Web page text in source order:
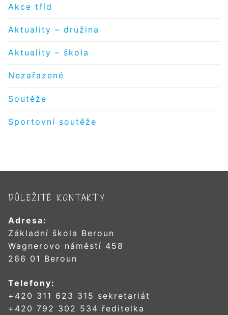
Akce tříd
Aktuality – družina
Aktuality – škola
Nezařazené
Soutěže
Sportovní soutěže
DŮLEŽITÉ KONTAKTY
Adresa:
Základní škola Beroun
Wagnerovo náměstí 458
266 01 Beroun
Telefony:
+420 311 623 315 sekretariát
+420 792 302 534 ředitelka